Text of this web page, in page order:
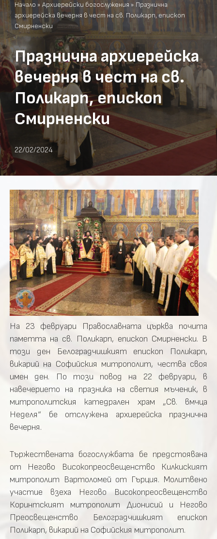
Начало » Архиерейски богослужения » Празнична
архиерейска вечерня в чест на св. Поликарп, епископ
Смирненски
Празнична архиерейска
вечерня в чест на св.
Поликарп, епископ
Смирненски
22/02/2024
На 23 февруари Православната църква почита
паметта на св. Поликарп, епископ Смирненски. В
този ден Белоградчишкият епископ Поликарп,
викарий на Софийския митрополит, чества своя
имен ден. По този повод на 22 февруари, в
навечерието на празника на свeтия мъченик, в
митрополитския катедрален храм „Св. вмчца
Неделя“ бе отслужена архиерейска празнична
вечерня.
Тържествената богослужбата бе предстоявана
от Негово Високопреосвещенство Килкиският
митрополит Вартоломей от Гърция. Молитвено
участие взеха Негово Високопреосвещенство
Коринтският митрополит Дионисий и Негово
Преосвещенство Белоградчишкият епископ
Поликарп, викарий на Софийския митрополит.